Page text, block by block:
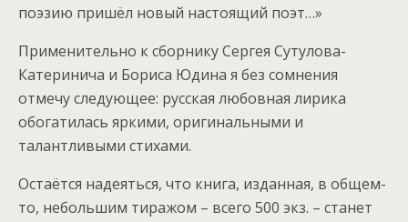
поэзию пришёл новый настоящий поэт…»
Применительно к сборнику Сергея Сутулова-
Катеринича и Бориса Юдина я без сомнения
отмечу следующее: русская любовная лирика
обогатилась яркими, оригинальными и
талантливыми стихами.
Остаётся надеяться, что книга, изданная, в общем-
то, небольшим тиражом – всего 500 экз. – станет